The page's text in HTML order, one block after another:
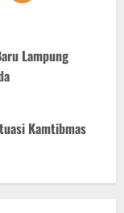
Lampung
Kamtibmas